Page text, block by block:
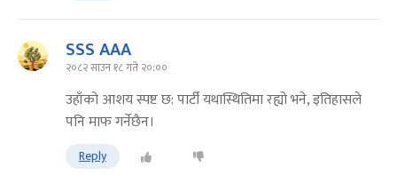
SSS AAA
२०८२ साउन १८ गते २०:००
उहाँको आशय स्पष्ट छ: पार्टी यथास्थितिमा रह्यो भने, इतिहासले
पनि माफ गर्नेछैन।
Reply